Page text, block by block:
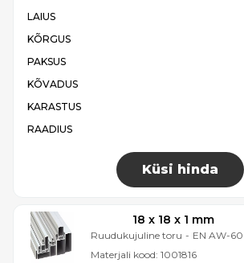
LAIUS
KÕRGUS
PAKSUS
KÕVADUS
KARASTUS
RAADIUS
Küsi hinda
18 x 18 x 1 mm
Ruudukujuline toru - EN AW-
Materjali kood: 1001816